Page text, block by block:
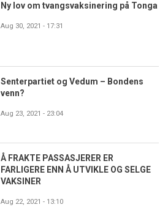
Ny lov om tvangsvaksinering på Tonga
Aug 30, 2021 - 17:31
Senterpartiet og Vedum – Bondens
venn?
Aug 23, 2021 - 23:04
Å FRAKTE PASSASJERER ER
FARLIGERE ENN Å UTVIKLE OG SELGE
VAKSINER
Aug 22, 2021 - 13:10